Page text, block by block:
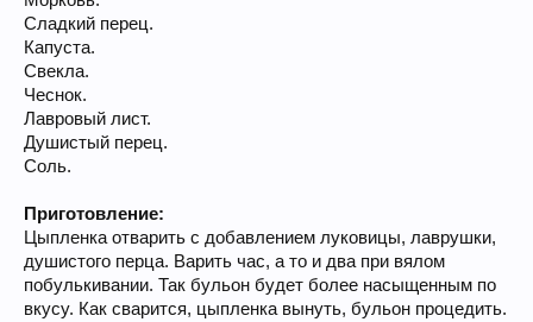
Сладкий перец.
Капуста.
Свекла.
Чеснок.
Лавровый лист.
Душистый перец.
Соль.
Приготовление:
Цыпленка отварить с добавлением луковицы, лаврушки,
душистого перца. Варить час, а то и два при вялом
побулькивании. Так бульон будет более насыщенным по
вкусу. Как сварится, цыпленка вынуть, бульон процедить.